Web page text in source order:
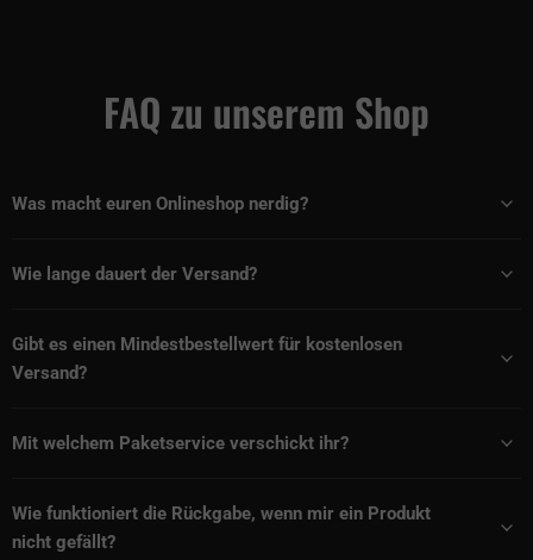
FAQ zu unserem Shop
Was macht euren Onlineshop nerdig?
Wie lange dauert der Versand?
Gibt es einen Mindestbestellwert für kostenlosen
Versand?
Mit welchem Paketservice verschickt ihr?
Wie funktioniert die Rückgabe, wenn mir ein Produkt
nicht gefällt?